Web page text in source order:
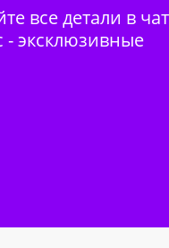
все детали в
- эксклюзивные